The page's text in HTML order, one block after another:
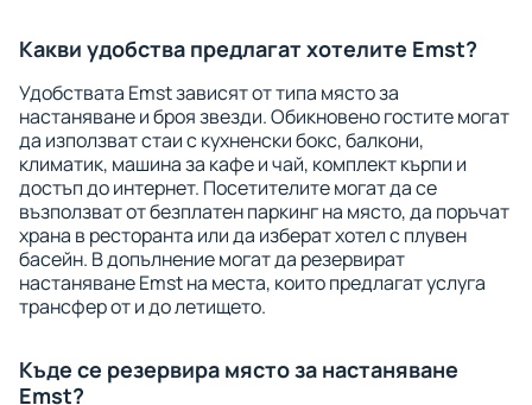
Какви удобства предлагат хотелите Emst?
Удобствата Emst зависят от типа място за
настаняване и броя звезди. Обикновено гостите могат
да използват стаи с кухненски бокс, балкони,
климатик, машина за кафе и чай, комплект кърпи и
достъп до интернет. Посетителите могат да се
възползват от безплатен паркинг на място, да поръчат
храна в ресторанта или да изберат хотел с плувен
басейн. В допълнение могат да резервират
настаняване Emst на места, които предлагат услуга
трансфер от и до летището.
Къде се резервира място за настаняване
Emst?